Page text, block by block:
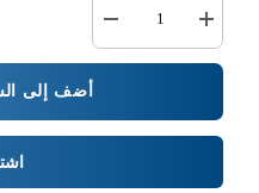
كمية
{{
المنتج
زيادة
كمية
وعاء
أبيض
أضف إلى